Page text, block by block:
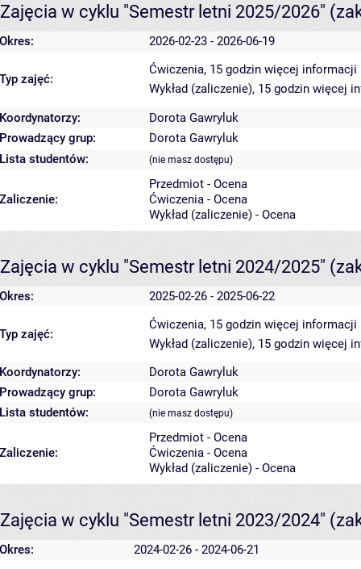
Zajęcia w cyklu "Semestr letni 2025/2026"
Okres: 2026-02-23 - 2026-06-19
Typ zajęć:
Ćwiczenia, 15 godzin więcej informacji
Wykład (zaliczenie), 15 godzin więcej
Koordynatorzy:
Dorota Gawryluk
Prowadzący grup:
Dorota Gawryluk
Lista studentów:
(nie masz dostępu)
Zaliczenie:
Przedmiot - Ocena
Ćwiczenia - Ocena
Wykład (zaliczenie) - Ocena
Zajęcia w cyklu "Semestr letni 2024/2025"
Okres: 2025-02-26 - 2025-06-22
Typ zajęć:
Ćwiczenia, 15 godzin więcej informacji
Wykład (zaliczenie), 15 godzin więcej
Koordynatorzy:
Dorota Gawryluk
Prowadzący grup:
Dorota Gawryluk
Lista studentów:
(nie masz dostępu)
Zaliczenie:
Przedmiot - Ocena
Ćwiczenia - Ocena
Wykład (zaliczenie) - Ocena
Zajęcia w cyklu "Semestr letni 2023/2024"
Okres: 2024-02-26 - 2024-06-21